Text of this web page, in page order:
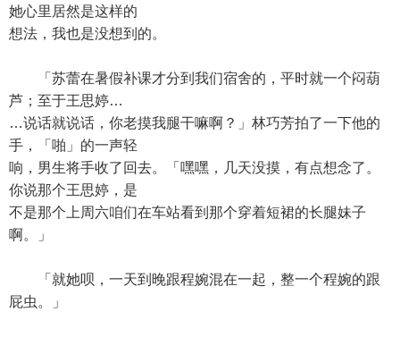
她心里居然是这样的
想法，我也是没想到的。
「苏蕾在暑假补课才分到我们宿舍的，平时就一个闷葫
芦；至于王思婷…
…说话就说话，你老摸我腿干嘛啊？」林巧芳拍了一下他的
手，「啪」的一声轻
响，男生将手收了回去。「嘿嘿，几天没摸，有点想念了。
你说那个王思婷，是
不是那个上周六咱们在车站看到那个穿着短裙的长腿妹子
啊。」
「就她呗，一天到晚跟程婉混在一起，整一个程婉的跟
屁虫。」